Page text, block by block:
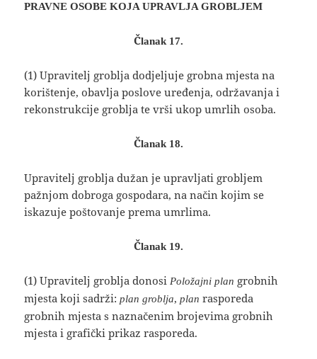
PRAVNE OSOBE KOJA UPRAVLJA GROBLJEM
Članak 17.
(1) Upravitelj groblja dodjeljuje grobna mjesta na
korištenje, obavlja poslove uređenja, održavanja i
rekonstrukcije groblja te vrši ukop umrlih osoba.
Članak 18.
Upravitelj groblja dužan je upravljati grobljem
pažnjom dobroga gospodara, na način kojim se
iskazuje poštovanje prema umrlima.
Članak 19.
(1) Upravitelj groblja donosiPoložajni plan grobnih
mjesta koji sadrži:plan groblja,plan rasporeda
grobnih mjesta s naznačenim brojevima grobnih
mjesta i grafički prikaz rasporeda.